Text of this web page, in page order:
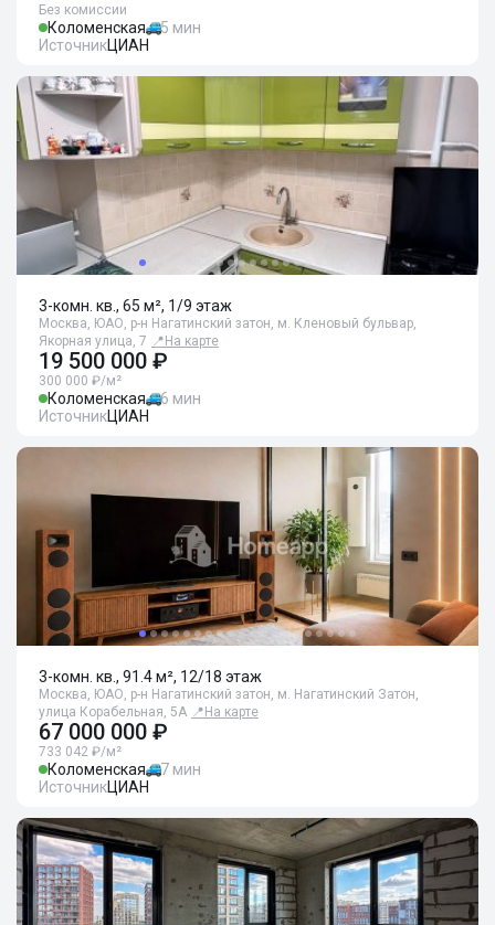
Без комиссии
Коломенская
5 мин
ИсточникЦИАН
3-комн. кв., 65 м², 1/9 этаж
Москва, ЮАО, р-н Нагатинский затон, м. Кленовый бульвар,
Якорная улица, 7 📍 На карте
19 500 000 ₽
300 000 ₽/м²
Коломенская
6 мин
ИсточникЦИАН
3-комн. кв., 91.4 м², 12/18 этаж
Москва, ЮАО, р-н Нагатинский затон, м. Нагатинский Затон,
улица Корабельная, 5А 📍 На карте
67 000 000 ₽
733 042 ₽/м²
Коломенская
7 мин
ИсточникЦИАН